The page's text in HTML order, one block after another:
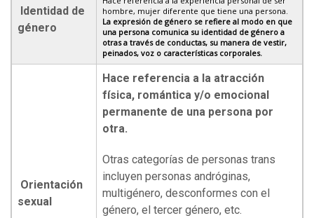
Identidad de
género
hombre, mujer diferente que tiene una persona.
La expresión de género se refiere al modo en que
una persona comunica su identidad de género a
otras a través de conductas, su manera de vestir,
peinados, voz o características corporales.
Orientación
sexual
Hace referencia a la atracción
física, romántica y/o emocional
permanente de una persona por
otra.
Otras categorías de personas trans
incluyen personas andróginas,
multigénero, desconformes con el
género, el tercer género, etc.